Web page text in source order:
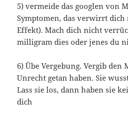
5) vermeide das googlen von
Symptomen, das verwirrt dich
Effekt). Mach dich nicht
milligram dies oder jenes du
6) Übe Vergebung. Vergib den
Unrecht getan haben. Sie
Lass sie los, dann haben sie
dich